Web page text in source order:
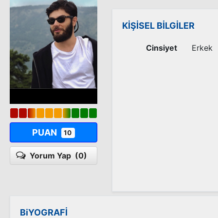
PUAN 10
Yorum Yap (0)
KİŞİSEL BİLGİLER
Cinsiyet Erkek
BiYOGRAFİ